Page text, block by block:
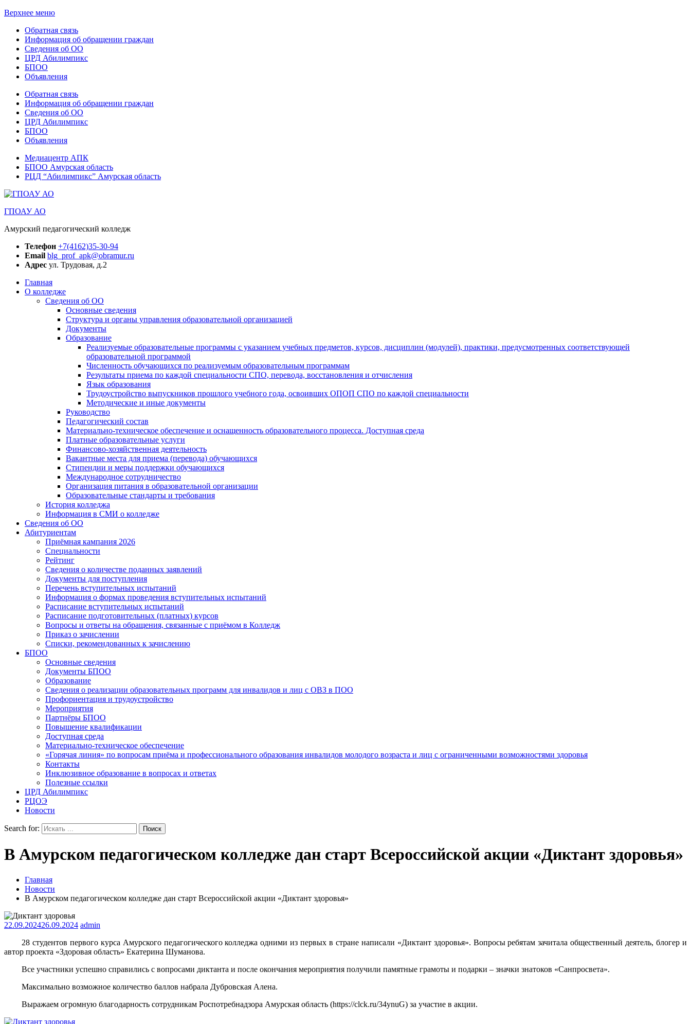
Верхнее меню
Обратная связь
Информация об обращении граждан
Сведения об ОО
ЦРД Абилимпикс
БПОО
Объявления
Обратная связь
Информация об обращении граждан
Сведения об ОО
ЦРД Абилимпикс
БПОО
Объявления
Медиацентр АПК
БПОО Амурская область
РЦД “Абилимпикс” Амурская область
ГПОАУ АО
Амурский педагогический колледж
Телефон +7(4162)35-30-94
Email blg_prof_apk@obramur.ru
Адрес ул. Трудовая, д.2
Главная
О колледже
Сведения об ОО
Основные сведения
Структура и органы управления образовательной организацией
Документы
Образование
Реализуемые образовательные программы с указанием учебных предметов, курсов, дисциплин (модулей), практики, предусмотренных соответствующей
образовательной программой
Численность обучающихся по реализуемым образовательным программам
Результаты приема по каждой специальности СПО, перевода, восстановления и отчисления
Язык образования
Трудоустройство выпускников прошлого учебного года, освоивших ОПОП СПО по каждой специальности
Методические и иные документы
Руководство
Педагогический состав
Материально-техническое обеспечение и оснащенность образовательного процесса. Доступная среда
Платные образовательные услуги
Финансово-хозяйственная деятельность
Вакантные места для приема (перевода) обучающихся
Стипендии и меры поддержки обучающихся
Международное сотрудничество
Организация питания в образовательной организации
Образовательные стандарты и требования
История колледжа
Информация в СМИ о колледже
Сведения об ОО
Абитуриентам
Приёмная кампания 2026
Специальности
Рейтинг
Сведения о количестве поданных заявлений
Документы для поступления
Перечень вступительных испытаний
Информация о формах проведения вступительных испытаний
Расписание вступительных испытаний
Расписание подготовительных (платных) курсов
Вопросы и ответы на обращения, связанные с приёмом в Колледж
Приказ о зачислении
Списки, рекомендованных к зачислению
БПОО
Основные сведения
Документы БПОО
Образование
Сведения о реализации образовательных программ для инвалидов и лиц с ОВЗ в ПОО
Профориентация и трудоустройство
Мероприятия
Партнёры БПОО
Повышение квалификации
Доступная среда
Материально-техническое обеспечение
«Горячая линия» по вопросам приёма и профессионального образования инвалидов молодого возраста и лиц с ограниченными возможностями здоровья
Контакты
Инклюзивное образование в вопросах и ответах
Полезные ссылки
ЦРД Абилимпикс
РЦОЭ
Новости
Search for:
В Амурском педагогическом колледже дан старт Всероссийской акции «Диктант здоровья»
Главная
Новости
В Амурском педагогическом колледже дан старт Всероссийской акции «Диктант здоровья»
22.09.202426.09.2024 admin
28 студентов первого курса Амурского педагогического колледжа одними из первых в стране написали «Диктант здоровья». Вопросы ребятам зачитала общественный деятель, блогер и
автор проекта «Здоровая область» Екатерина Шуманова.
Все участники успешно справились с вопросами диктанта и после окончания мероприятия получили памятные грамоты и подарки – значки знатоков «Санпросвета».
Максимально возможное количество баллов набрала Дубровская Алена.
Выражаем огромную благодарность сотрудникам Роспотребнадзора Амурская область (https://clck.ru/34ynuG) за участие в акции.